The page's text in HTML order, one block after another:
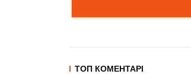
ТОП КОМЕНТАРІ